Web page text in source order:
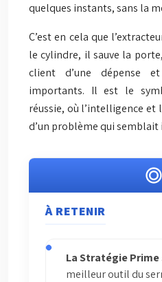
quelques instants, sans la
C’est en cela que
le cylindre, il sauve la
client d’une dépense
importants. Il est le
réussie, où l’intelligence
d’un problème qui semblait
À RETENIR
La Stratégie Prime
meilleur outil du